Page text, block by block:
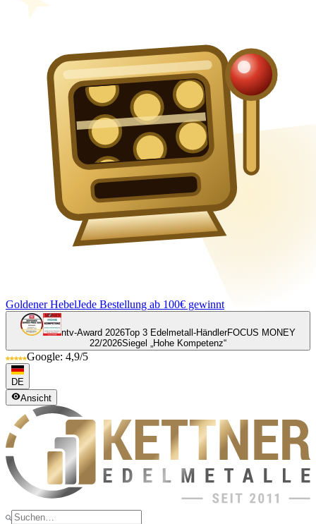
Goldener HebelJede Bestellung ab 100€ gewinnt
ntv-Award 2026Top 3 Edelmetall-HändlerFOCUS MONEY
22/2026Siegel „Hohe Kompetenz“
Google: 4,9/5
DE
Ansicht